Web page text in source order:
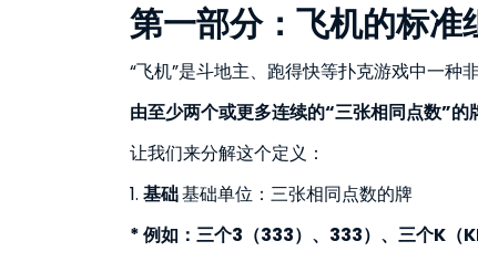
第一部分：飞机的标准
“飞机”是斗地主、跑得快等扑克游戏中一种
由至少两个或更多连续的“三张相同点数”的
让我们来分解这个定义：
1. 基础基础单位：三张相同点数的牌
* 例如：三个3（333）、333）、三个K（